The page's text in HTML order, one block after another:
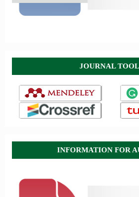
JOURNAL
INFORMATION FOR